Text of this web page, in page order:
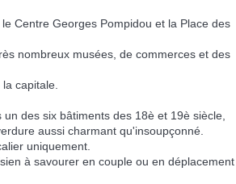
Centre Georges Pompidou et la Place des
nombreux musées, de commerces et des
capitale.
des six bâtiments des 18è et 19è siècle,
aussi charmant qu'insoupçonné.
uniquement.
à savourer en couple ou en déplacement